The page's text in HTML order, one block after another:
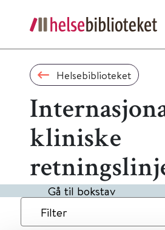
Helsebiblioteket
kliniske
Gå til bokstav
Filter